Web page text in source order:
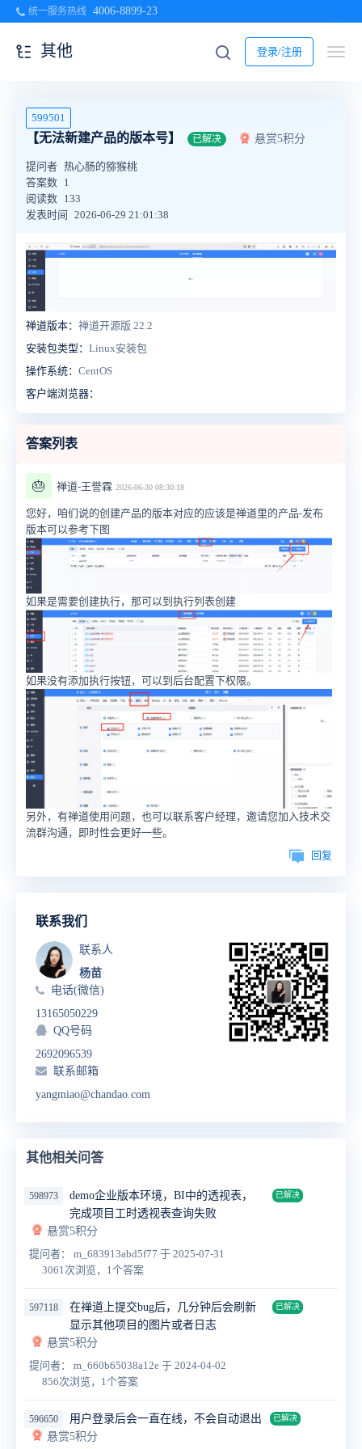
统一服务热线 4006-8899-23
登录/注册
其他
599501
【无法新建产品的版本号】 已解决 悬赏5积分
提问者 热心肠的猕猴桃
答案数 1
阅读数 133
发表时间
2026-06-29 21:01:38
禅道版本： 禅道开源版 22.2
安装包类型： Linux安装包
操作系统： CentOS
客户端浏览器：
答案列表
🎂 禅道-王誉霖 2026-06-30 08:30:18
您好，咱们说的创建产品的版本对应的应该是禅道里的产品-发布
版本可以参考下图
如果是需要创建执行，那可以到执行列表创建
如果没有添加执行按钮，可以到后台配置下权限。
另外，有禅道使用问题，也可以联系客户经理，邀请您加入技术交
流群沟通，即时性会更好一些。
回复
联系我们
联系人
杨苗
电话(微信)
13165050229
QQ号码
2692096539
联系邮箱
yangmiao@chandao.com
其他相关问答
598973
demo企业版本环境，BI中的透视表，
完成项目工时透视表查询失败
已解决
悬赏5积分
提问者： m_683913abd5f77 于 2025-07-31
3061次浏览，1个答案
597118
在禅道上提交bug后，几分钟后会刷新
显示其他项目的图片或者日志
已解决
悬赏5积分
提问者： m_660b65038a12e 于 2024-04-02
856次浏览，1个答案
596650 用户登录后会一直在线，不会自动退出 已解决
悬赏5积分